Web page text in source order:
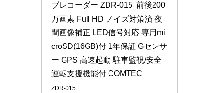
ブレコーダー ZDR-015  前後200
万画素 Full HD ノイズ対策済 夜
間画像補正 LED信号対応 専用mi
croSD(16GB)付 1年保証 Gセンサ
ー GPS 高速起動 駐車監視/安全
運転支援機能付 COMTEC
ZDR-015